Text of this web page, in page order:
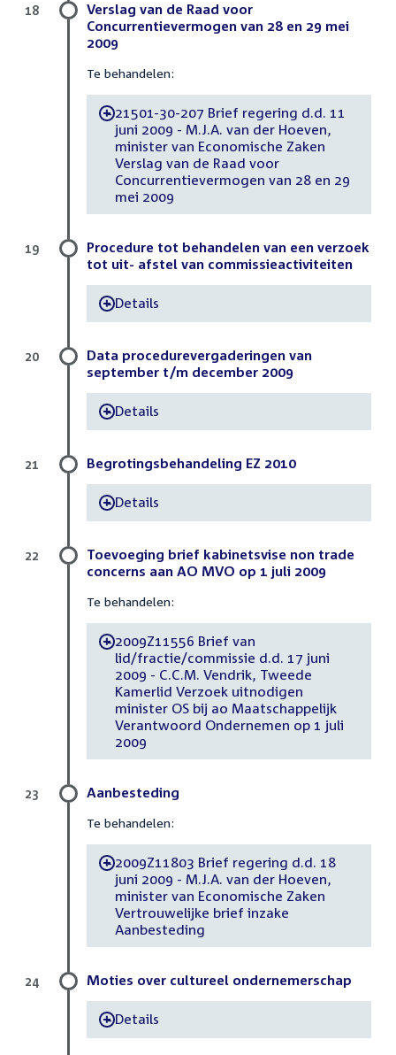
Verslag van de Raad voor
Concurrentievermogen van 28 en 29 mei
2009
Te behandelen:
-21501-30-207 Brief regering d.d. 11
juni 2009 - M.J.A. van der Hoeven,
minister van Economische Zaken
Verslag van de Raad voor
Concurrentievermogen van 28 en 29
mei 2009
18
Procedure tot behandelen van een verzoek
tot uit- afstel van commissieactiviteiten
-Details
19
Data procedurevergaderingen van
september t/m december 2009
-Details
20
Begrotingsbehandeling EZ 2010
-Details
21
Toevoeging brief kabinetsvise non trade
concerns aan AO MVO op 1 juli 2009
Te behandelen:
-2009Z11556 Brief van
lid/fractie/commissie d.d. 17 juni
2009 - C.C.M. Vendrik, Tweede
Kamerlid Verzoek uitnodigen
minister OS bij ao Maatschappelijk
Verantwoord Ondernemen op 1 juli
2009
22
Aanbesteding
Te behandelen:
-2009Z11803 Brief regering d.d. 18
juni 2009 - M.J.A. van der Hoeven,
minister van Economische Zaken
Vertrouwelijke brief inzake
Aanbesteding
23
Moties over cultureel ondernemerschap
-Details
24